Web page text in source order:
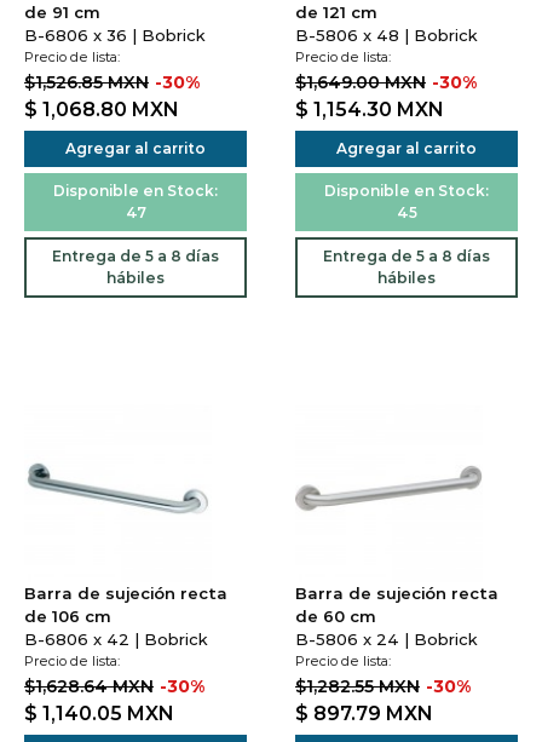
de 91 cm
B-6806 x 36 | Bobrick
Precio de lista:
$1,526.85 MXN -30%
$ 1,068.80 MXN
Agregar al carrito
Disponible en Stock:
47
Entrega de 5 a 8 días
hábiles
de 121 cm
B-5806 x 48 | Bobrick
Precio de lista:
$1,649.00 MXN -30%
$ 1,154.30 MXN
Agregar al carrito
Disponible en Stock:
45
Entrega de 5 a 8 días
hábiles
Barra de sujeción recta
de 106 cm
B-6806 x 42 | Bobrick
Precio de lista:
$1,628.64 MXN -30%
$ 1,140.05 MXN
Barra de sujeción recta
de 60 cm
B-5806 x 24 | Bobrick
Precio de lista:
$1,282.55 MXN -30%
$ 897.79 MXN